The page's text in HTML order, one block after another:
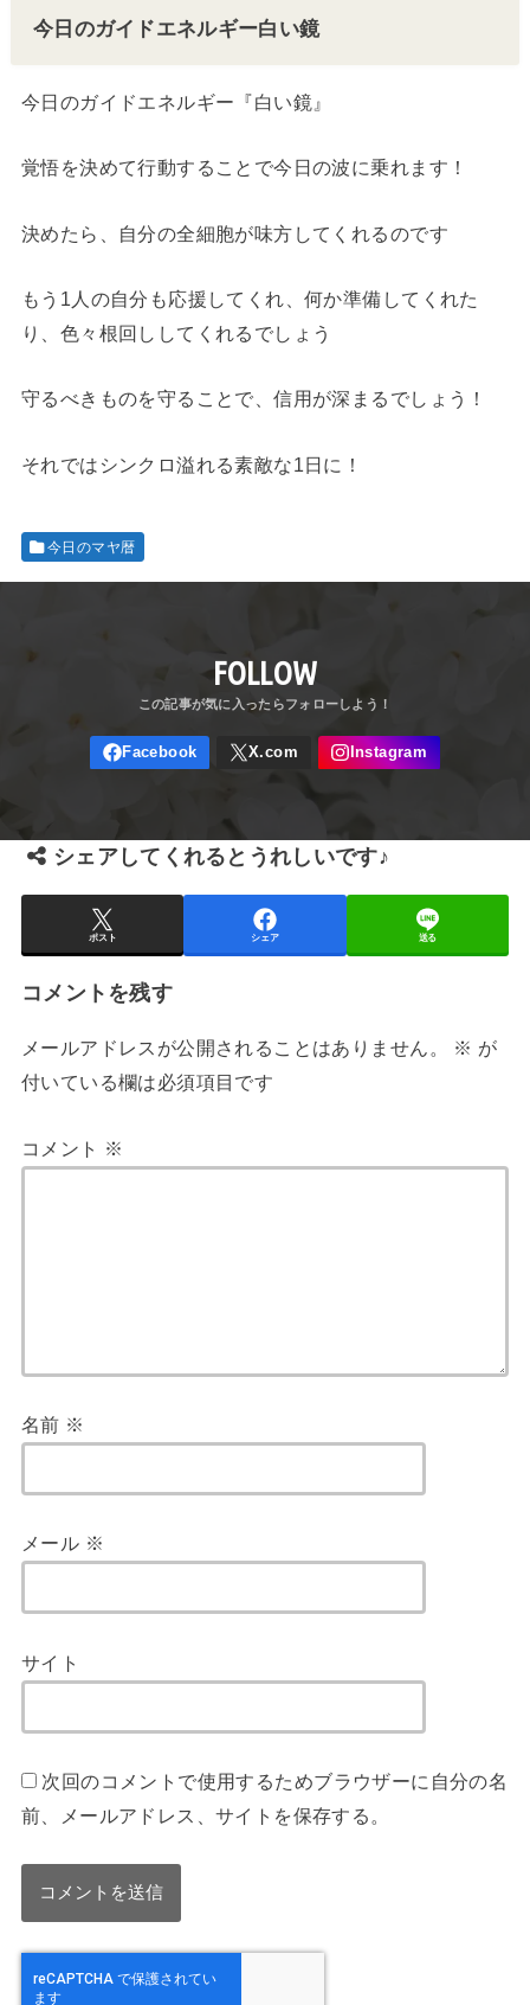
今日のガイドエネルギー白い鏡
今日のガイドエネルギー『白い鏡』
覚悟を決めて行動することで今日の波に乗れます！
決めたら、自分の全細胞が味方してくれるのです
もう1人の自分も応援してくれ、何か準備してくれた
り、色々根回ししてくれるでしょう
守るべきものを守ることで、信用が深まるでしょう！
それではシンクロ溢れる素敵な1日に！
今日のマヤ暦
FOLLOW
シェアしてくれるとうれしいです♪
ポスト シェア 送る
コメントを残す
メールアドレスが公開されることはありません。 ※ が
付いている欄は必須項目です
コメント ※
名前 ※
メール ※
サイト
次回のコメントで使用するためブラウザーに自分の名
前、メールアドレス、サイトを保存する。